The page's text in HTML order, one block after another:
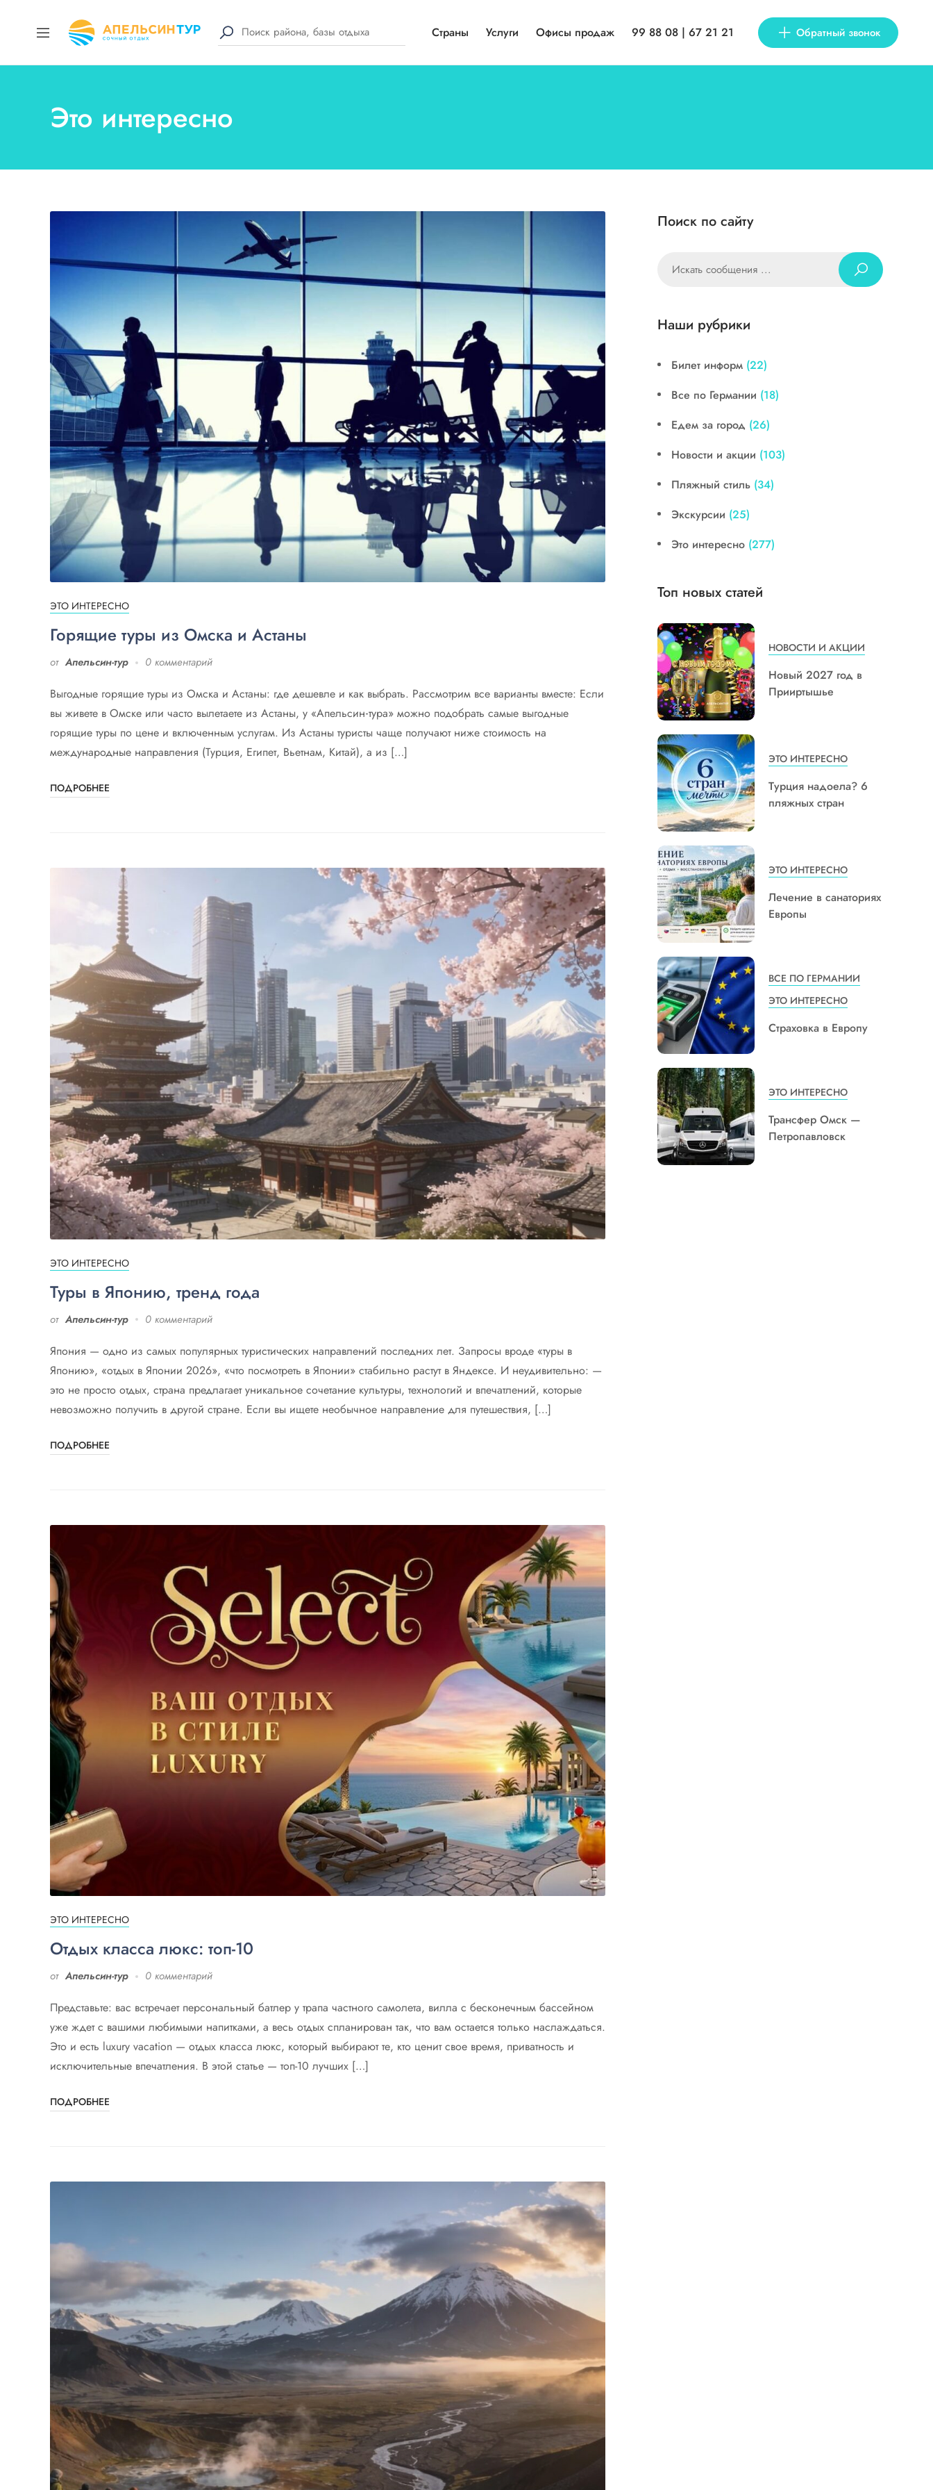
Страны Услуги Офисы продаж 99 88 08 | 67 21 21 Обратный звонок
Это интересно
ЭТО ИНТЕРЕСНО
Горящие туры из Омска и Астаны
от Апельсин-тур 0 комментарий
Выгодные горящие туры из Омска и Астаны: где дешевле и как выбрать. Рассмотрим все варианты вместе: Если
вы живете в Омске или часто вылетаете из Астаны, у «Апельсин‑тура» можно подобрать самые выгодные
горящие туры по цене и включенным услугам. Из Астаны туристы чаще получают ниже стоимость на
международные направления (Турция, Египет, Вьетнам, Китай), а из […]
ПОДРОБНЕЕ
ЭТО ИНТЕРЕСНО
Туры в Японию, тренд года
от Апельсин-тур 0 комментарий
Япония — одно из самых популярных туристических направлений последних лет. Запросы вроде «туры в
Японию», «отдых в Японии 2026», «что посмотреть в Японии» стабильно растут в Яндексе. И неудивительно: —
это не просто отдых, страна предлагает уникальное сочетание культуры, технологий и впечатлений, которые
невозможно получить в другой стране. Если вы ищете необычное направление для путешествия, […]
ПОДРОБНЕЕ
ЭТО ИНТЕРЕСНО
Отдых класса люкс: топ-10
от Апельсин-тур 0 комментарий
Представьте: вас встречает персональный батлер у трапа частного самолета, вилла с бесконечным бассейном
уже ждет с вашими любимыми напитками, а весь отдых спланирован так, что вам остается только наслаждаться.
Это и есть luxury vacation — отдых класса люкс, который выбирают те, кто ценит свое время, приватность и
исключительные впечатления. В этой статье — топ-10 лучших […]
ПОДРОБНЕЕ
Поиск по сайту
Наши рубрики
Билет информ (22)
Все по Германии (18)
Едем за город (26)
Новости и акции (103)
Пляжный стиль (34)
Экскурсии (25)
Это интересно (277)
Топ новых статей
НОВОСТИ И АКЦИИ
Новый 2027 год в
Прииртышье
ЭТО ИНТЕРЕСНО
Турция надоела? 6
пляжных стран
ЭТО ИНТЕРЕСНО
Лечение в санаториях
Европы
ВСЕ ПО ГЕРМАНИИ
ЭТО ИНТЕРЕСНО
Страховка в Европу
ЭТО ИНТЕРЕСНО
Трансфер Омск —
Петропавловск